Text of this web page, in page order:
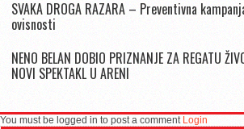
SVAKA DROGA RAZARA – Preventivna
ovisnosti
NENO BELAN DOBIO PRIZNANJE ZA REGATU
NOVI SPEKTAKL U ARENI
You must be logged in to post a comment Login